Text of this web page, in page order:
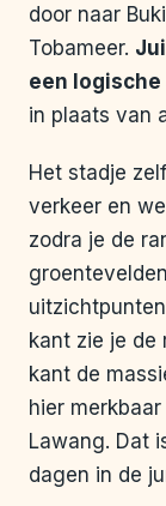
door naar
Tobameer.
een
in plaats van
Het stadje
verkeer en
zodra je de
kant zie je de
kant de
hier
Lawang. Dat
dagen in de